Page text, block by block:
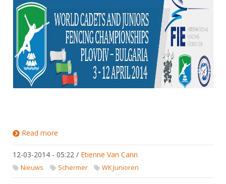
Read more
12-03-2014 - 05:22 / Etienne Van Cann
Nieuws Schermer WK Junioren